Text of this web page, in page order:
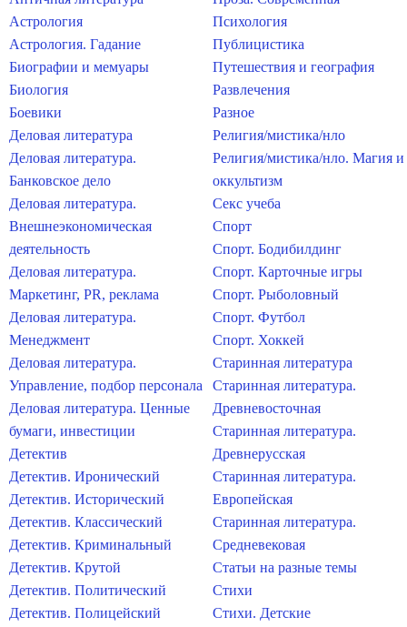
Астрология
Астрология. Гадание
Биографии и мемуары
Биология
Боевики
Деловая литература
Деловая литература.
Банковское дело
Деловая литература.
Внешнеэкономическая
деятельность
Деловая литература.
Маркетинг, PR, реклама
Деловая литература.
Менеджмент
Деловая литература.
Управление, подбор персонала
Деловая литература. Ценные
бумаги, инвестиции
Детектив
Детектив. Иронический
Детектив. Исторический
Детектив. Классический
Детектив. Криминальный
Детектив. Крутой
Детектив. Политический
Детектив. Полицейский
Психология
Публицистика
Путешествия и география
Развлечения
Разное
Религия/мистика/нло
Религия/мистика/нло. Магия и
оккультизм
Секс учеба
Спорт
Спорт. Бодибилдинг
Спорт. Карточные игры
Спорт. Рыболовный
Спорт. Футбол
Спорт. Хоккей
Старинная литература
Старинная литература.
Древневосточная
Старинная литература.
Древнерусская
Старинная литература.
Европейская
Старинная литература.
Средневековая
Статьи на разные темы
Стихи
Стихи. Детские